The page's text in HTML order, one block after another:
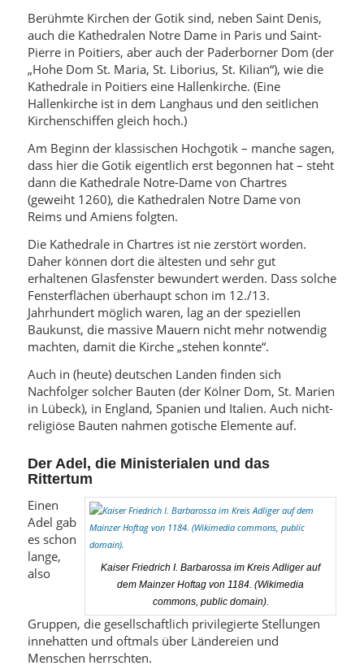
Berühmte Kirchen der Gotik sind, neben Saint Denis,
auch die Kathedralen Notre Dame in Paris und Saint-
Pierre in Poitiers, aber auch der Paderborner Dom (der
„Hohe Dom St. Maria, St. Liborius, St. Kilian“), wie die
Kathedrale in Poitiers eine Hallenkirche. (Eine
Hallenkirche ist in dem Langhaus und den seitlichen
Kirchenschiffen gleich hoch.)
Am Beginn der klassischen Hochgotik – manche sagen,
dass hier die Gotik eigentlich erst begonnen hat – steht
dann die Kathedrale Notre-Dame von Chartres
(geweiht 1260), die Kathedralen Notre Dame von
Reims und Amiens folgten.
Die Kathedrale in Chartres ist nie zerstört worden.
Daher können dort die ältesten und sehr gut
erhaltenen Glasfenster bewundert werden. Dass solche
Fensterflächen überhaupt schon im 12./13.
Jahrhundert möglich waren, lag an der speziellen
Baukunst, die massive Mauern nicht mehr notwendig
machten, damit die Kirche „stehen konnte“.
Auch in (heute) deutschen Landen finden sich
Nachfolger solcher Bauten (der Kölner Dom, St. Marien
in Lübeck), in England, Spanien und Italien. Auch nicht-
religiöse Bauten nahmen gotische Elemente auf.
Der Adel, die Ministerialen und das
Rittertum
Kaiser Friedrich I. Barbarossa im Kreis Adliger auf
dem Mainzer Hoftag von 1184. (Wikimedia
commons, public domain).
Einen
Adel gab
es schon
lange,
also
Gruppen, die gesellschaftlich privilegierte Stellungen
innehatten und oftmals über Ländereien und
Menschen herrschten.